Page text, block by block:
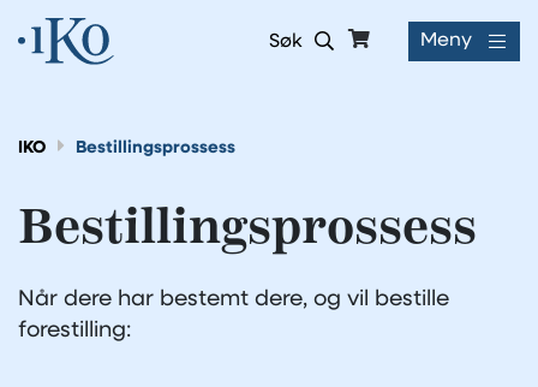
Søk Meny
IKO Bestillingsprossess
Bestillingsprossess
Når dere har bestemt dere, og vil bestille
forestilling: